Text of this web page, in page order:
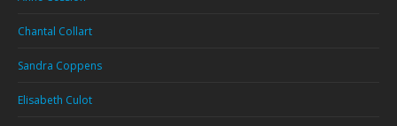
Chantal Collart
Sandra Coppens
Elisabeth Culot